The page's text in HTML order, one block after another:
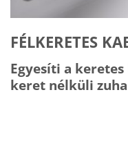
FÉLKERETES
Egyesíti a
keret nélküli